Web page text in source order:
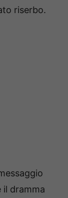
riserbo.
dramma